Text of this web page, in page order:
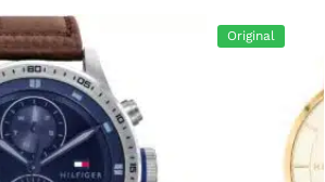
Original